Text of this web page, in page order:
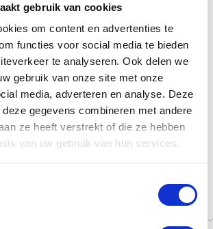
gebruik van cookies
om content en advertenties te
functies voor social media te bieden
te analyseren. Ook delen we
gebruik van onze site met onze
media, adverteren en analyse. Deze
gegevens combineren met andere
ze heeft verstrekt of die ze hebben
van uw gebruik van hun services.
in verschillende houtsoorten aan.
mm.
1200 mm
70 mm
70 mm